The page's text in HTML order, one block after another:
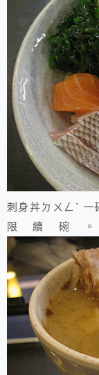
刺身丼ㄉㄨㄥˋ
限續碗